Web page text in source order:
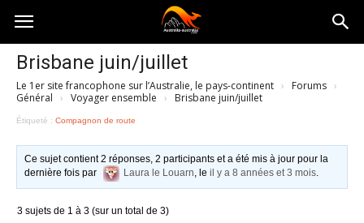
Australia-
australie.com
Brisbane juin/juillet
Le 1er site francophone sur l’Australie, le pays-continent › Forums ›
Général › Voyager ensemble › Brisbane juin/juillet
Étiqueté : Compagnon de route
Ce sujet contient 2 réponses, 2 participants et a été mis à jour pour la
dernière fois par
Laura le Louarn, leil y a 8 années et 3 mois.
3 sujets de 1 à 3 (sur un total de 3)